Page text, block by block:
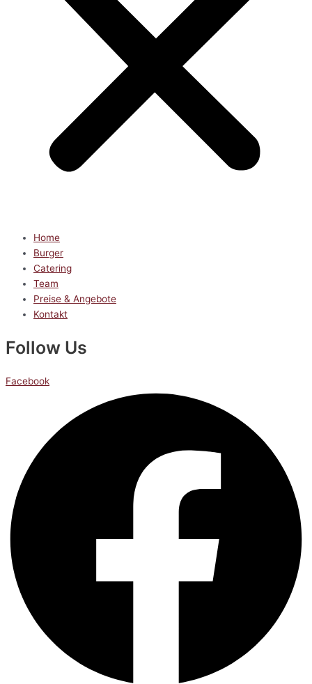
Home
Burger
Catering
Team
Preise & Angebote
Kontakt
Follow Us
Facebook